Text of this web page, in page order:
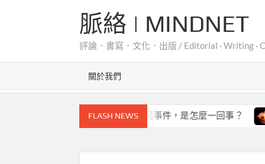
脈絡 | MINDNET
評論．書寫．文化．出版 / Editorial · Writing ·
關於我們
FLASH NEWS
地震簡訊擾民事件，是怎麼一回事？ 地